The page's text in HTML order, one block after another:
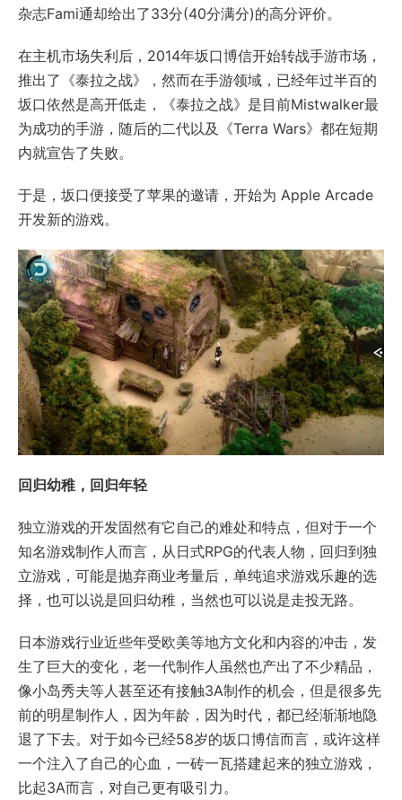
杂志Fami通却给出了33分(40分满分)的高分评价。
在主机市场失利后，2014年坂口博信开始转战手游市场，
推出了《泰拉之战》，然而在手游领域，已经年过半百的
坂口依然是高开低走，《泰拉之战》是目前Mistwalker最
为成功的手游，随后的二代以及《Terra Wars》都在短期
内就宣告了失败。
于是，坂口便接受了苹果的邀请，开始为 Apple Arcade
开发新的游戏。
回归幼稚，回归年轻
独立游戏的开发固然有它自己的难处和特点，但对于一个
知名游戏制作人而言，从日式RPG的代表人物，回归到独
立游戏，可能是抛弃商业考量后，单纯追求游戏乐趣的选
择，也可以说是回归幼稚，当然也可以说是走投无路。
日本游戏行业近些年受欧美等地方文化和内容的冲击，发
生了巨大的变化，老一代制作人虽然也产出了不少精品，
像小岛秀夫等人甚至还有接触3A制作的机会，但是很多先
前的明星制作人，因为年龄，因为时代，都已经渐渐地隐
退了下去。对于如今已经58岁的坂口博信而言，或许这样
一个注入了自己的心血，一砖一瓦搭建起来的独立游戏，
比起3A而言，对自己更有吸引力。